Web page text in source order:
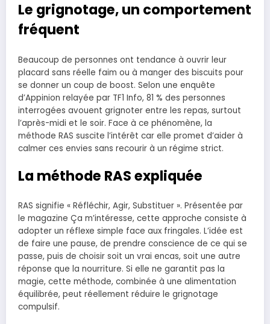
Le grignotage, un comportement
fréquent
Beaucoup de personnes ont tendance à ouvrir leur
placard sans réelle faim ou à manger des biscuits pour
se donner un coup de boost. Selon une enquête
d’Appinion relayée par TF1 Info, 81 % des personnes
interrogées avouent grignoter entre les repas, surtout
l’après-midi et le soir. Face à ce phénomène, la
méthode RAS suscite l’intérêt car elle promet d’aider à
calmer ces envies sans recourir à un régime strict.
La méthode RAS expliquée
RAS signifie « Réfléchir, Agir, Substituer ». Présentée par
le magazine Ça m’intéresse, cette approche consiste à
adopter un réflexe simple face aux fringales. L’idée est
de faire une pause, de prendre conscience de ce qui se
passe, puis de choisir soit un vrai encas, soit une autre
réponse que la nourriture. Si elle ne garantit pas la
magie, cette méthode, combinée à une alimentation
équilibrée, peut réellement réduire le grignotage
compulsif.